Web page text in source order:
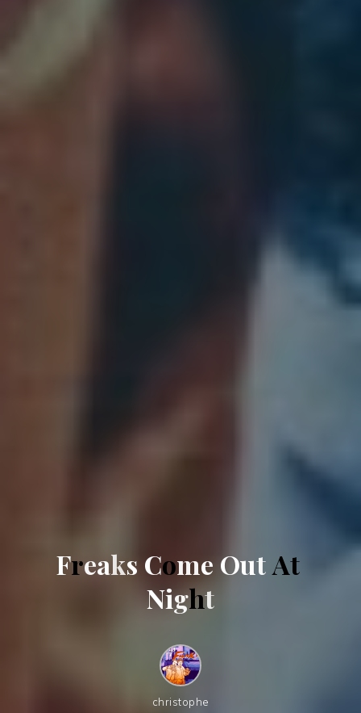
Freaks Come OutAt
Night
christophe